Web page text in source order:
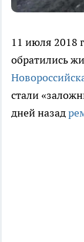
11 июля 2018
обратились
стали
дней назад